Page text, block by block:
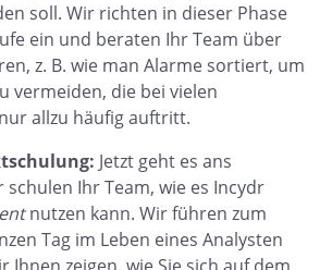
soll. Wir richten in dieser Phase
ein und beraten Ihr Team über
z. B. wie man Alarme sortiert, um
vermeiden, die bei vielen
allzu häufig auftritt.
Jetzt geht es ans
schulen Ihr Team, wie es Incydr
nutzen kann. Wir führen zum
Tag im Leben eines Analysten